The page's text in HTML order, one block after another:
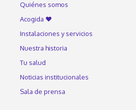
Quiénes somos
Acogida ♥
Instalaciones y servicios
Nuestra historia
Tu salud
Noticias institucionales
Sala de prensa